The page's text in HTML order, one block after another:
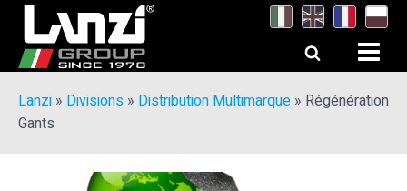
Lanzi » Divisions » Distribution Multimarque » Régénération
Gants